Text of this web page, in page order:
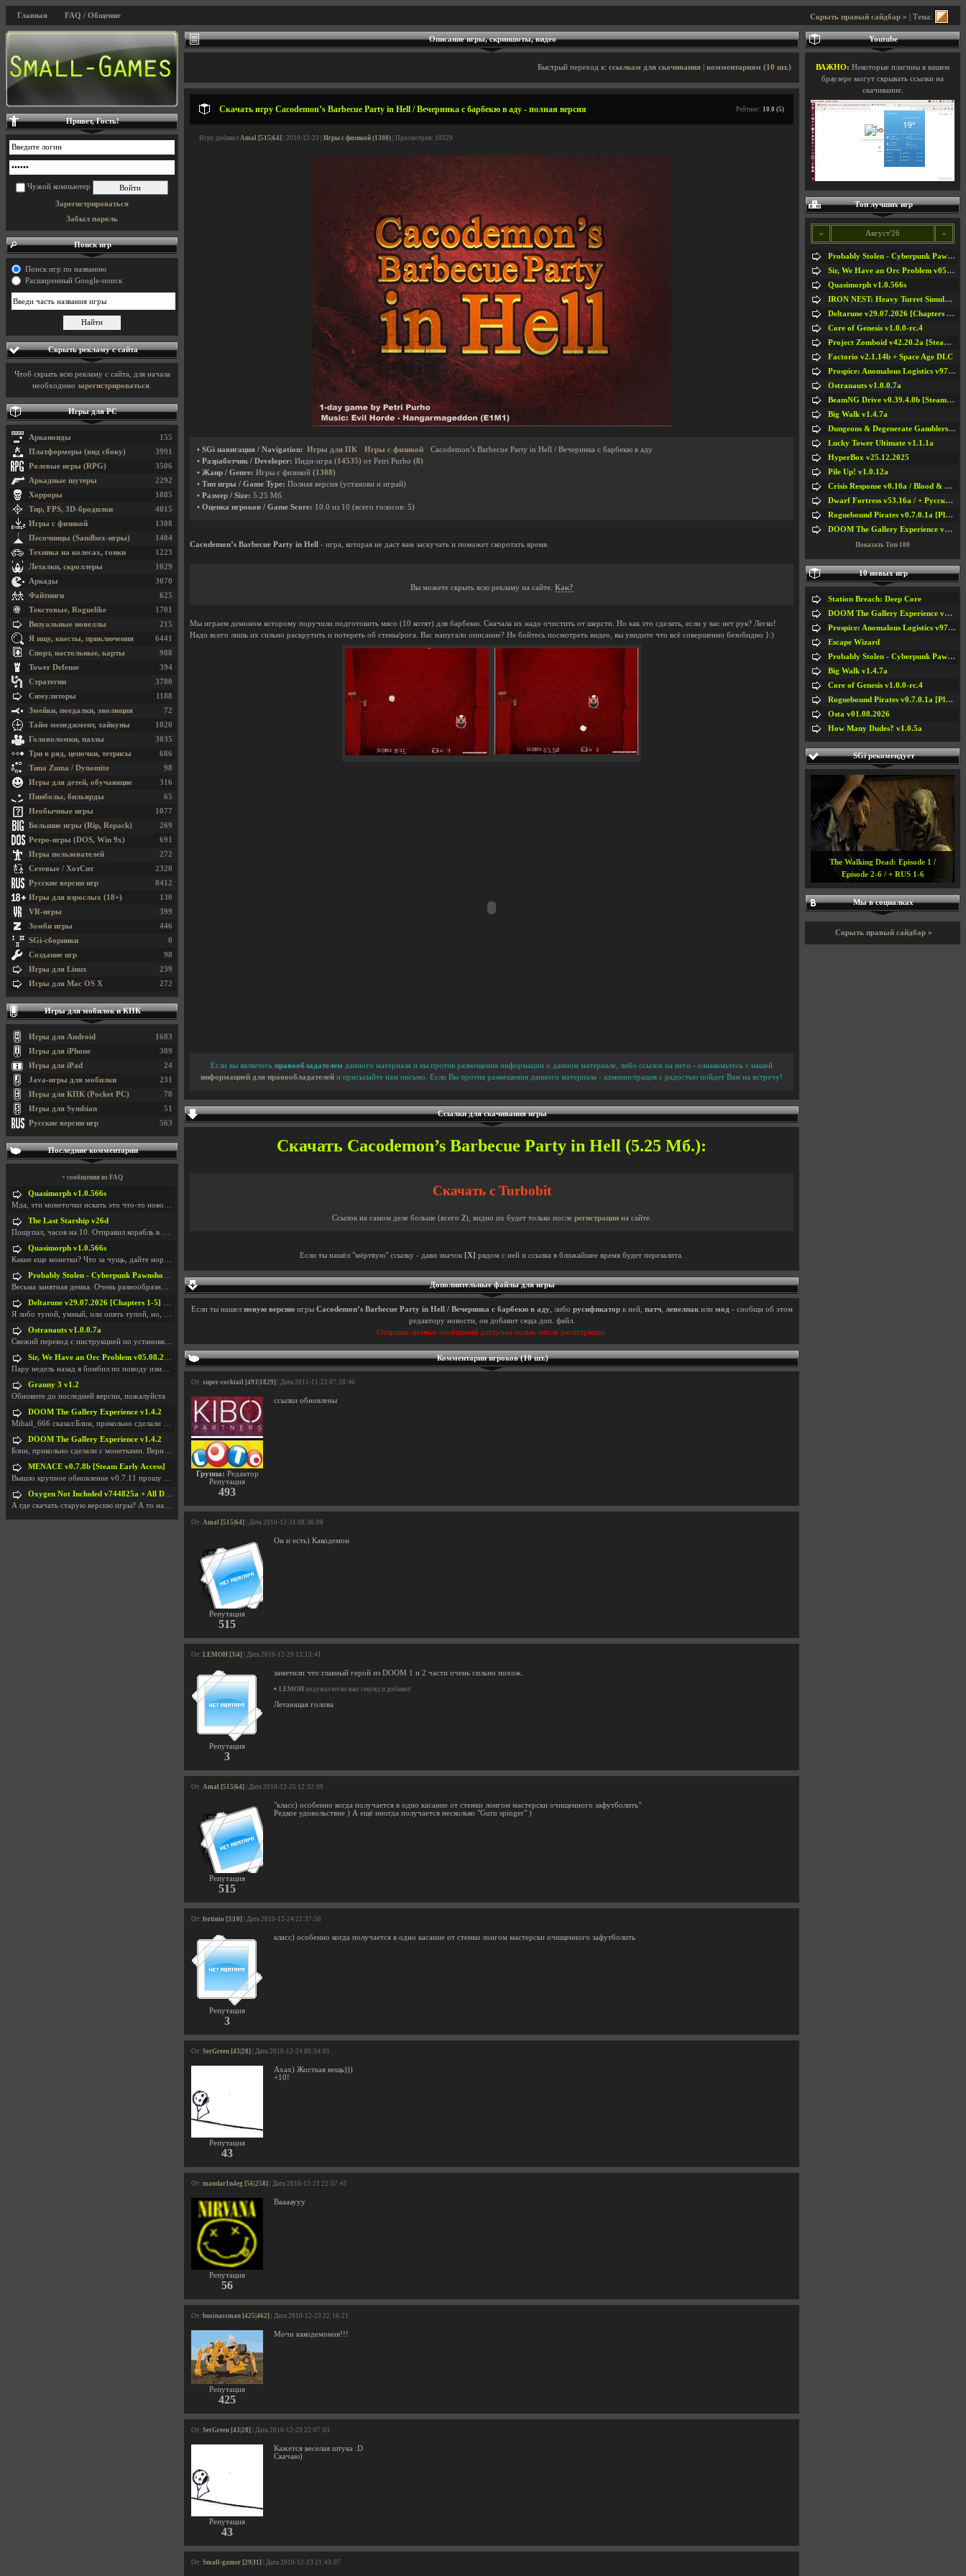
Скрыть правый сайдбар » | Тема:
Главная FAQ / Общение
Описание игры, скриншоты, видео
Быстрый переход к: ссылкам для скачивания комментариям (10 шт.)
Скачать игру Cacodemon’s Barbecue Party in Hell / Вечеринка с барбекю в аду - полная версия Рейтинг: 10.0 (5)
Игру добавил Amal [515|64] | 2010-12-23 | Игры с физикой (1308) | Просмотров: 10329
• SGi навигация / Navigation: Игры для ПК Игры с физикой
Cacodemon’s Barbecue Party in Hell / Вечеринка с барбекю в аду
• Разработчик / Developer: Инди-игра (14535) от Petri Purho (8)
• Жанр / Genre: Игры с физикой (1308)
• Тип игры / Game Type: Полная версия (установи и играй)
• Размер / Size: 5.25 Мб.
• Оценка игроков / Game Score: 10.0 из 10 (всего голосов: 5)
Cacodemon’s Barbecue Party in Hell - игра, которая не даст вам заскучать и поможет скоротать время.
Вы можете скрыть всю рекламу на сайте. Как?
Мы играем демоном которому поручили подготовить мясо (10 котят) для барбекю. Сначала их надо очистить от шерсти. Но как это сделать, если у вас нет рук? Легко!
Надо всего лишь их сильно раскрутить и потереть об стены/рога. Вас напугало описание? Не бойтесь посмотреть видео, вы увидите что всё совершенно безобидно }:)
Если вы являетесь правообладателем данного материала и вы против размещения информации о данном материале, либо ссылок на него - ознакомьтесь с нашей
информацией для правообладателей и присылайте нам письмо. Если Вы против размещения данного материала - администрация с радостью пойдет Вам на встречу!
Ссылки для скачивания игры
Скачать Cacodemon’s Barbecue Party in Hell (5.25 Мб.):
Скачать с Turbobit
Ссылок на самом деле больше (всего 2), видно их будет только после регистрациина сайте.
Если ты нашёл "мёртвую" ссылку - дави значок [X] рядом с ней и ссылка в ближайшее время будет перезалита.
Дополнительные файлы для игры
Если ты нашел новую версиюигры Cacodemon’s Barbecue Party in Hell / Вечеринка с барбекю в аду, либо русификаторк ней, патч, левелпакили мод - сообщи об этом
редактору новости, он добавит сюда доп. файл.
Отправка личных сообщений доступна только после регистрации.
Комментарии игроков (10 шт.)
От: super-cocktail [493|1829] | Дата 2011-11-22 07:28:46
Группа: Редактор
Репутация
493
ссылки обновлены
От: Amal [515|64] | Дата 2010-12-31 08:36:08
Репутация
515
Он и есть) Какодемон
От: LEMOH [3|4] | Дата 2010-12-29 13:13:41
Репутация
3
заметили что главный герой из DOOM 1 и 2 части очень сильно похож.
• LEMOH подумал несколько секунд и добавил:
Летающая голова
От: Amal [515|64] | Дата 2010-12-25 12:32:09
Репутация
515
"класс) особенно когда получается в одно касание от стенки лонгом мастерски очищенного зафутболить"
Редкое удовольствие ) А ещё иногда получается несколько "Guru spinger" )
От: fertinio [3|10] | Дата 2010-12-24 22:37:56
Репутация
3
класс) особенно когда получается в одно касание от стенки лонгом мастерски очищенного зафутболить
От: SerGreen [43|28] | Дата 2010-12-24 00:34:01
Репутация
43
Ахах) Жосткая вещь)))
+10!
От: mandar1n4eg [56|258] | Дата 2010-12-23 22:57:41
Репутация
56
Вааааууу
От: businassman [425|462] | Дата 2010-12-23 22:16:21
Репутация
425
Мочи какодемонов!!!
От: SerGreen [43|28] | Дата 2010-12-23 22:07:03
Репутация
43
Кажется веселая штука :D
Скачаю)
От: Small-gamer [29|11] | Дата 2010-12-23 21:43:07
Привет, Гость!
Чужой компьютер
Зарегистрироваться
Забыл пароль
Поиск игр
Поиск игр по названию
Расширенный Google-поиск
Скрыть рекламу с сайта
Чтоб скрыть всю рекламу с сайта, для начала
необходимо зарегистрироваться
Игры для PC
155
Арканоиды
3991
Платформеры (вид сбоку)
3506
Ролевые игры (RPG)
2292
Аркадные шутеры
1885
Хорроры
4015
Тир, FPS, 3D-бродилки
1308
Игры с физикой
1404
Песочницы (Sandbox-игры)
1223
Техника на колесах, гонки
1029
Леталки, скроллеры
3070
Аркады
625
Файтинги
1701
Текстовые, Roguelike
215
Визуальные новеллы
6441
Я ищу, квесты, приключения
988
Спорт, настольные, карты
394
Tower Defense
3780
Стратегии
1188
Симуляторы
72
Змейки, поедалки, эволюция
1020
Тайм менеджмент, тайкуны
3035
Головоломки, пазлы
686
Три в ряд, цепочки, тетрисы
98
Типа Zuma / Dynomite
316
Игры для детей, обучающие
65
Пинболы, бильярды
1077
Необычные игры
269
Большие игры (Rip, Repack)
691
Ретро-игры (DOS, Win 9x)
272
Игры пользователей
2320
Сетевые / ХотСит
8412
Русские версии игр
130
Игры для взрослых (18+)
399
VR-игры
446
Зомби игры
0
SGi-сборники
98
Создание игр
239
Игры для Linux
272
Игры для Mac OS X
Игры для мобилок и КПК
1683
Игры для Android
309
Игры для iPhone
24
Игры для iPad
231
Java-игры для мобилки
78
Игры для КПК (Pocket PC)
51
Игры для Symbian
563
Русские версии игр
Последние комментарии
+ сообщения из FAQ
Quasimorph v1.0.566s
Мда, эти монеточки искать это что-то новое в сфере
The Last Starship v26d
Пощупал, часов на 10. Отправил корабль в другую Га
Quasimorph v1.0.566s
Какие еще монетки? Что за чущь, дайте нормально ск
Probably Stolen - Cyberpunk Pawnshop Simulator v048c [Playtest]
Весьма занятная демка. Очень разнообразные механик
Deltarune v29.07.2026 [Chapters 1-5] / + RUS [Chapters 1-5]
Я либо тупой, умный, или опять тупой, но, вроде я
Ostranauts v1.0.0.7a
Свежий перевод с инструкцией по установкеhttps://g
Sir, We Have an Orc Problem v05.08.2026
Пару недель назад я бомбил по поводу изменения мин
Granny 3 v1.2
Обновите до последней версии, пожалуйста
DOOM The Gallery Experience v1.4.2
Mihail_666 сказал:Блин, прикольно сделали с монетк
DOOM The Gallery Experience v1.4.2
Блин, прикольно сделали с монетками. Вернулся в св
MENACE v0.7.8b [Steam Early Access]
Вышло крупное обновление v0.7.11 прошу обновить
Oxygen Not Included v744825a + All DLC
А где скачать старую версию игры? А то на новой но
Youtube
ВАЖНО: Некоторые плагины в вашем
браузере могут скрывать ссылки на
скачивание.
Топ лучших игр
« Август'26 »
Probably Stolen - Cyberpunk Pawnshop Simulator v048c [Playtest]
Sir, We Have an Orc Problem v05.08.2026
Quasimorph v1.0.566s
IRON NEST: Heavy Turret Simulator v1.0a
Deltarune v29.07.2026 [Chapters 1-5] / + RUS [Chapters 1-5]
Core of Genesis v1.0.0-rc.4
Project Zomboid v42.20.2a [Steam Early Access]
Factorio v2.1.14b + Space Age DLC
Prospice: Anomalous Logistics v97 [Playtest]
Ostranauts v1.0.0.7a
BeamNG Drive v0.39.4.0b [Steam Early Access]
Big Walk v1.4.7a
Dungeons & Degenerate Gamblers v2.0.2a
Lucky Tower Ultimate v1.1.1a
HyperBox v25.12.2025
Pile Up! v1.0.12a
Crisis Response v0.10a / Blood & Bullet
Dwarf Fortress v53.16a / + Русская Версия v50.12a
Roguebound Pirates v0.7.0.1a [Playtest]
DOOM The Gallery Experience v1.4.2
Показать Топ-100
10 новых игр
Station Breach: Deep Core
DOOM The Gallery Experience v1.4.2
Prospice: Anomalous Logistics v97 [Playtest]
Escape Wizard
Probably Stolen - Cyberpunk Pawnshop Simulator v048c [Playtest]
Big Walk v1.4.7a
Core of Genesis v1.0.0-rc.4
Roguebound Pirates v0.7.0.1a [Playtest]
Osta v01.08.2026
How Many Dudes? v1.0.5a
SGi рекомендует
The Walking Dead: Episode 1 /
Episode 2-6 / + RUS 1-6
Мы в социалках
Скрыть правый сайдбар »